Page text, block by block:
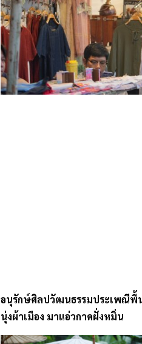
อนุรักษ์ศิลปวัฒนธรรมประเพณีพื้
นุ่งผ้าเมือง มาแอ่วกาดฝั่งหมิ่น